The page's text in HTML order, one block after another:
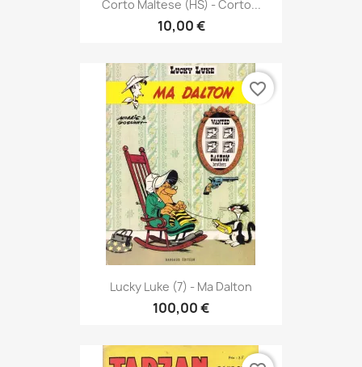
Corto Maltese (HS) - Corto...
10,00 €
Lucky Luke (7) - Ma Dalton
100,00 €
favorite_border